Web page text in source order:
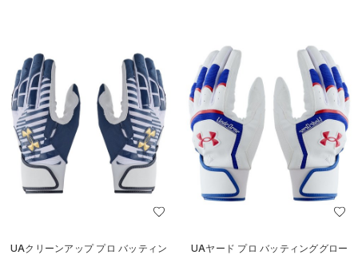
UAクリーンアップ プロ バッティン UAヤード プロ バッティンググロー